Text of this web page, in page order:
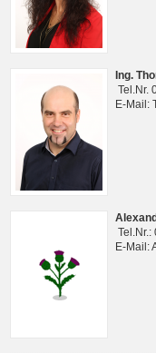
Ing.
Tel.Nr.
E-Mail:
Tel.Nr.:
E-Mail: